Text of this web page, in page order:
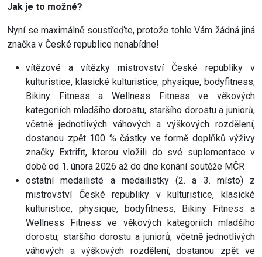
Jak je to možné?
Nyní se maximálně soustřeďte, protože tohle Vám žádná jiná
značka v České republice nenabídne!
vítězové a vítězky mistrovství České republiky v
kulturistice, klasické kulturistice, physique, bodyfitness,
Bikiny Fitness a Wellness Fitness ve věkových
kategoriích mladšího dorostu, staršího dorostu a juniorů,
včetně jednotlivých váhových a výškových rozdělení,
dostanou zpět 100 % částky ve formě doplňků výživy
značky Extrifit, kterou vložili do své suplementace v
době od 1. února 2026 až do dne konání soutěže MČR
ostatní medailisté a medailistky (2. a 3. místo) z
mistrovství České republiky v kulturistice, klasické
kulturistice, physique, bodyfitness, Bikiny Fitness a
Wellness Fitness ve věkových kategoriích mladšího
dorostu, staršího dorostu a juniorů, včetně jednotlivých
váhových a výškových rozdělení, dostanou zpět ve